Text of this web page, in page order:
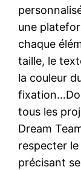
une
chaque
taille, le
la couleur
tous les
Dream
respecter
précisant